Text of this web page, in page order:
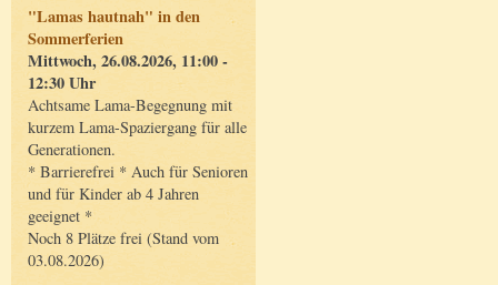
"Lamas hautnah" in den
Sommerferien
Mittwoch, 26.08.2026, 11:00 -
12:30 Uhr
Achtsame Lama-Begegnung mit
kurzem Lama-Spaziergang für alle
Generationen.
* Barrierefrei * Auch für Senioren
und für Kinder ab 4 Jahren
geeignet *
Noch 8 Plätze frei (Stand vom
03.08.2026)